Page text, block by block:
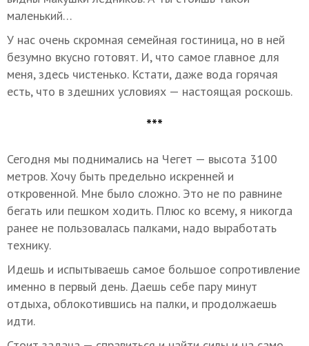
маленький…
У нас очень скромная семейная гостиница, но в ней
безумно вкусно готовят. И, что самое главное для
меня, здесь чистенько. Кстати, даже вода горячая
есть, что в здешних условиях — настоящая роскошь.
***
Сегодня мы поднимались на Чегет — высота 3100
метров. Хочу быть предельно искренней и
откровенной. Мне было сложно. Это не по равнине
бегать или пешком ходить. Плюс ко всему, я никогда
ранее не пользовалась палками, надо выработать
технику.
Идешь и испытываешь самое большое сопротивление
именно в первый день. Даешь себе пару минут
отдыха, облокотившись на палки, и продолжаешь
идти.